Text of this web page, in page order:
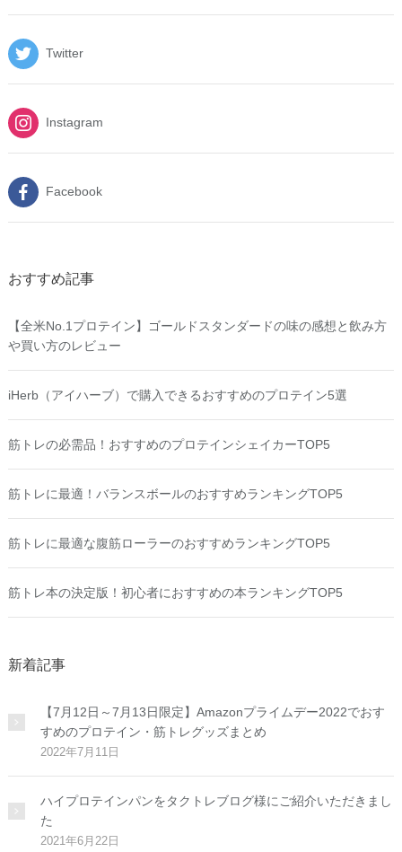
Twitter
Instagram
Facebook
おすすめ記事
【全米No.1プロテイン】ゴールドスタンダードの味の感想と飲み方
や買い方のレビュー
iHerb（アイハーブ）で購入できるおすすめのプロテイン5選
筋トレの必需品！おすすめのプロテインシェイカーTOP5
筋トレに最適！バランスボールのおすすめランキングTOP5
筋トレに最適な腹筋ローラーのおすすめランキングTOP5
筋トレ本の決定版！初心者におすすめの本ランキングTOP5
新着記事
【7月12日～7月13日限定】Amazonプライムデー2022でおす
すめのプロテイン・筋トレグッズまとめ
2022年7月11日
ハイプロテインパンをタクトレブログ様にご紹介いただきまし
た
2021年6月22日